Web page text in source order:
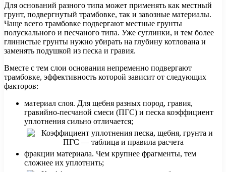
Для оснований разного типа может применять как местный
грунт, подвергнутый трамбовке, так и завозные материалы.
Чаще всего трамбовке подвергают местные грунты
полускального и песчаного типа. Уже суглинки, и тем более
глинистые грунты нужно убирать на глубину котлована и
заменять подушкой из песка и гравия.
Вместе с тем слои основания непременно подвергают
трамбовке, эффективность которой зависит от следующих
факторов:
материал слоя. Для щебня разных пород, гравия,
гравийно-песчаной смеси (ПГС) и песка коэффициент
уплотнения сильно отличается;
фракции материала. Чем крупнее фрагменты, тем
сложнее их уплотнить;